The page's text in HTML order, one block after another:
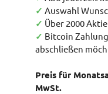
✓ Auswahl
✓ Über 2000
✓ Bitcoin
abschließen
Preis für
MwSt.